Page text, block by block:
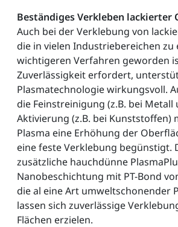
Beständiges Verkleben lackierter
Auch bei der Verklebung von
die in vielen Industriebereichen zu
wichtigeren Verfahren geworden
Zuverlässigkeit erfordert,
Plasmatechnologie wirkungsvoll.
die Feinstreinigung (z.B. bei Metall
Aktivierung (z.B. bei Kunststoffen)
Plasma eine Erhöhung der
eine feste Verklebung begünstigt.
zusätzliche hauchdünne
Nanobeschichtung mit PT-Bond
die al eine Art umweltschonender
lassen sich zuverlässige
Flächen erzielen.